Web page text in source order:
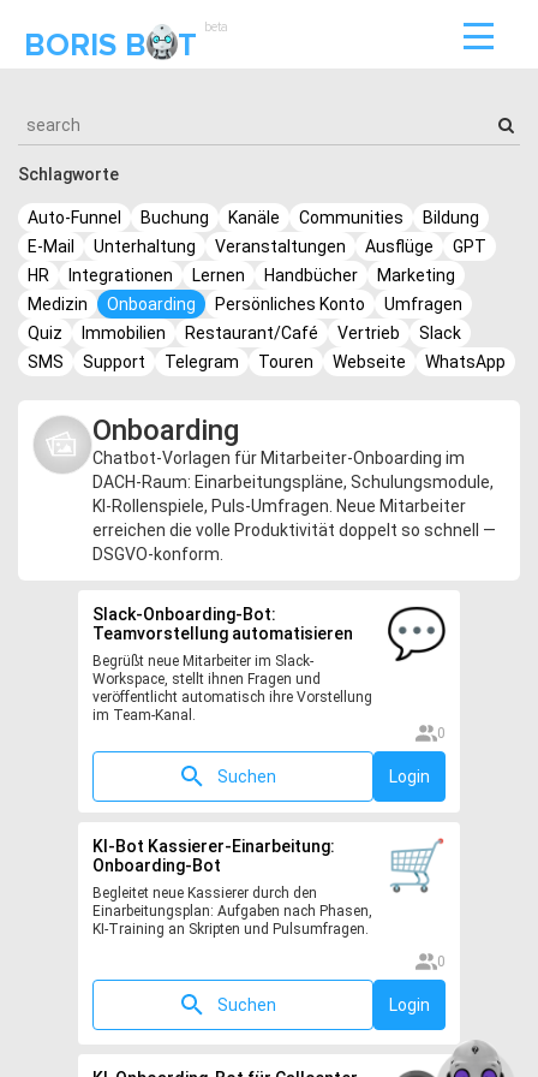
BORIS B T beta
Schlagworte
Auto-Funnel Buchung Kanäle Communities
Bildung
E-Mail
Unterhaltung Veranstaltungen Ausflüge
GPT
HR
Integrationen Lernen Handbücher
Marketing
Medizin
Onboarding Persönliches Konto
Umfragen
Quiz
Immobilien Restaurant/Café Vertrieb
Slack
SMS
Support Telegram Touren Webseite WhatsApp
Onboarding
Chatbot-Vorlagen für Mitarbeiter-Onboarding im
DACH-Raum: Einarbeitungspläne, Schulungsmodule,
KI-Rollenspiele, Puls-Umfragen. Neue Mitarbeiter
erreichen die volle Produktivität doppelt so schnell —
DSGVO-konform.
Slack-Onboarding-Bot:
Teamvorstellung automatisieren
Begrüßt neue Mitarbeiter im Slack-
Workspace, stellt ihnen Fragen und
veröffentlicht automatisch ihre Vorstellung
im Team-Kanal.
0
Suchen Login
KI-Bot Kassierer-Einarbeitung:
Onboarding-Bot
Begleitet neue Kassierer durch den
Einarbeitungsplan: Aufgaben nach Phasen,
KI-Training an Skripten und Pulsumfragen.
0
Suchen Login